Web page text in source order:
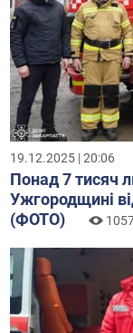
19.12.2025 | 20:06
Понад 7 тисяч
Ужгородщині
(ФОТО)